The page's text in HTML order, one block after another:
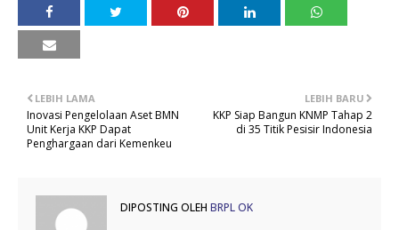
LEBIH BARU
KKP Siap Bangun KNMP Tahap 2
di 35 Titik Pesisir Indonesia
LEBIH LAMA
Inovasi Pengelolaan Aset BMN
Unit Kerja KKP Dapat
Penghargaan dari Kemenkeu
DIPOSTING OLEH BRPL OK